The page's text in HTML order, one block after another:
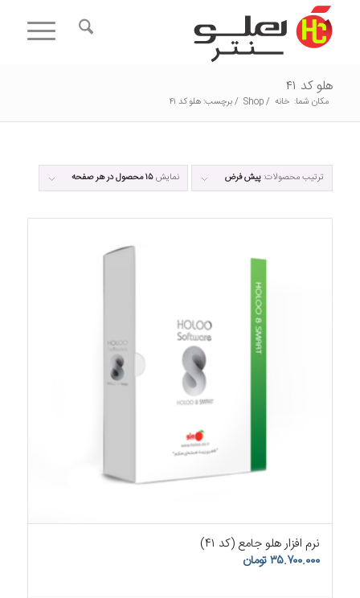
هلو کد ۴۱
مکان شما: خانه /
Shop
/برچسب: هلو کد ۴۱
ترتیب محصولات: پیش فرض نمایش۱۵ محصول در هر صفحه
نرم افزار هلو جامع (کد ۴۱)
۳۵.۷۰۰.۰۰۰تومان